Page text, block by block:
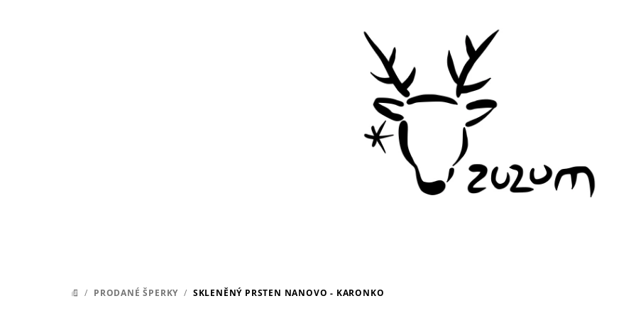
DOMŮ
/ PRODANÉ ŠPERKY / SKLENĚNÝ PRSTEN NANOVO - KARONKO